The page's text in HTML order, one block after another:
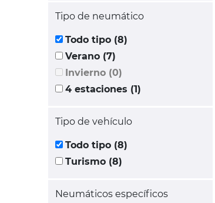
Tipo de neumático
Todo tipo (8)
Verano (7)
Invierno (0)
4 estaciones (1)
Tipo de vehículo
Todo tipo (8)
Turismo (8)
Neumáticos específicos